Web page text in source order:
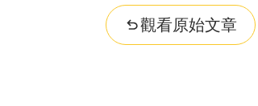
觀看原始文章